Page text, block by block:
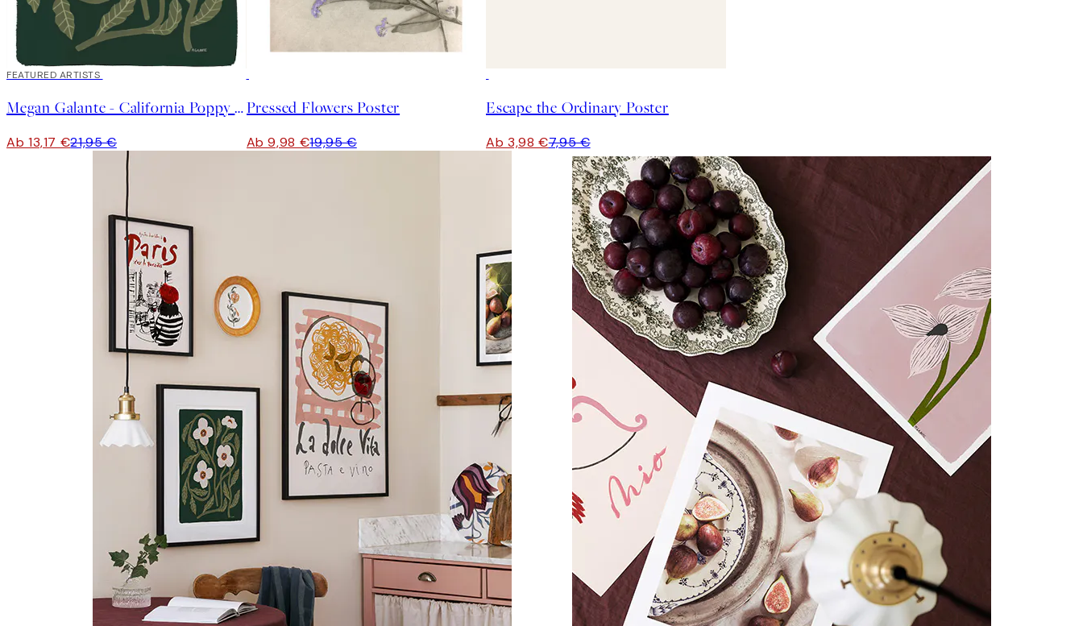
40%*
FEATURED ARTISTS
Megan Galante - California Poppy Poster
Ab 13,17 €21,95 €
Pressed Flowers Poster
Ab 9,98 €19,95 €
Escape the Ordinary Poster
Ab 3,98 €7,95 €